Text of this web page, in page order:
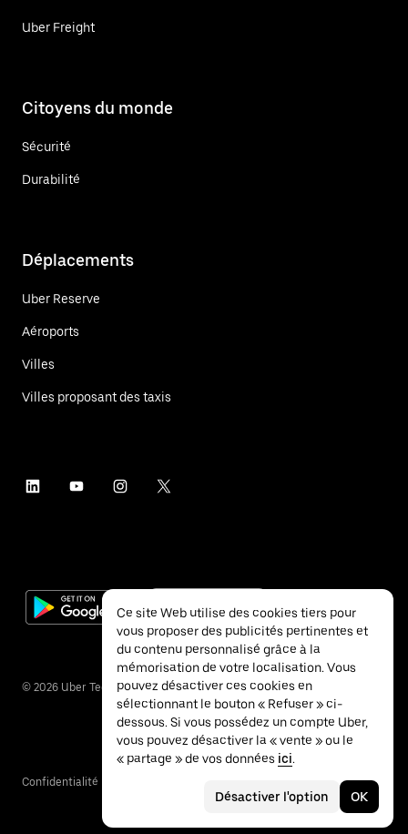
Uber Freight
Citoyens du monde
Sécurité
Durabilité
Déplacements
Uber Reserve
Aéroports
Villes
Villes proposant des taxis
© 2026 Uber Technologies Inc.
Confidentialité
Ce site Web utilise des cookies tiers pour
vous proposer des publicités pertinentes et
du contenu personnalisé grâce à la
mémorisation de votre localisation. Vous
pouvez désactiver ces cookies en
sélectionnant le bouton « Refuser » ci-
dessous. Si vous possédez un compte Uber,
vous pouvez désactiver la « vente » ou le
« partage » de vos données ici.
Désactiver l'option OK